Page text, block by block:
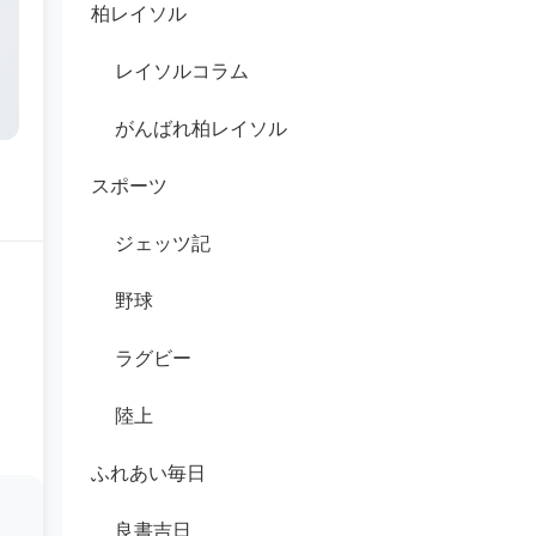
柏レイソル
レイソルコラム
がんばれ柏レイソル
スポーツ
ジェッツ記
野球
ラグビー
陸上
ふれあい毎日
良書吉日